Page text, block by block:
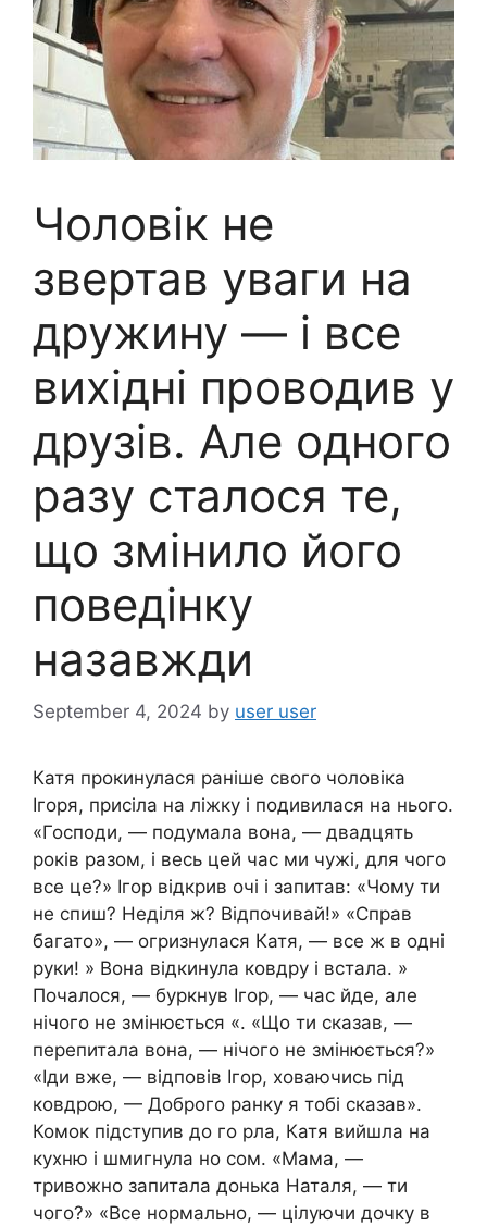
Чоловік не
звертав уваги на
дружину — і все
вихідні проводив у
друзів. Але одного
разу сталося те,
що змінило його
поведінку
назавжди
September 4, 2024 by user user
Катя прокинулася раніше свого чоловіка
Ігоря, присіла на ліжку і подивилася на нього.
«Господи, — подумала вона, — двадцять
років разом, і весь цей час ми чужі, для чого
все це?» Ігор відкрив очі і запитав: «Чому ти
не спиш? Неділя ж? Відпочивай!» «Справ
багато», — огризнулася Катя, — все ж в одні
руки! » Вона відкинула ковдру і встала. »
Почалося, — буркнув Ігор, — час йде, але
нічого не змінюється «. «Що ти сказав, —
перепитала вона, — нічого не змінюється?»
«Іди вже, — відповів Ігор, ховаючись під
ковдрою, — Доброго ранку я тобі сказав».
Комок підступив до го рла, Катя вийшла на
кухню і шмигнула но сом. «Мама, —
тривожно запитала донька Наталя, — ти
чого?» «Все нормально, — цілуючи дочку в